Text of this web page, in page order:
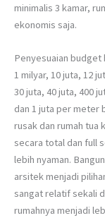
minimalis 3 kamar,
ekonomis saja.
Penyesuaian budget
1 milyar, 10 juta, 12
30 juta, 40 juta, 400
dan 1 juta per meter
rusak dan rumah tua
secara total dan full
lebih nyaman.
arsitek menjadi
sangat relatif sekali
rumahnya menjadi